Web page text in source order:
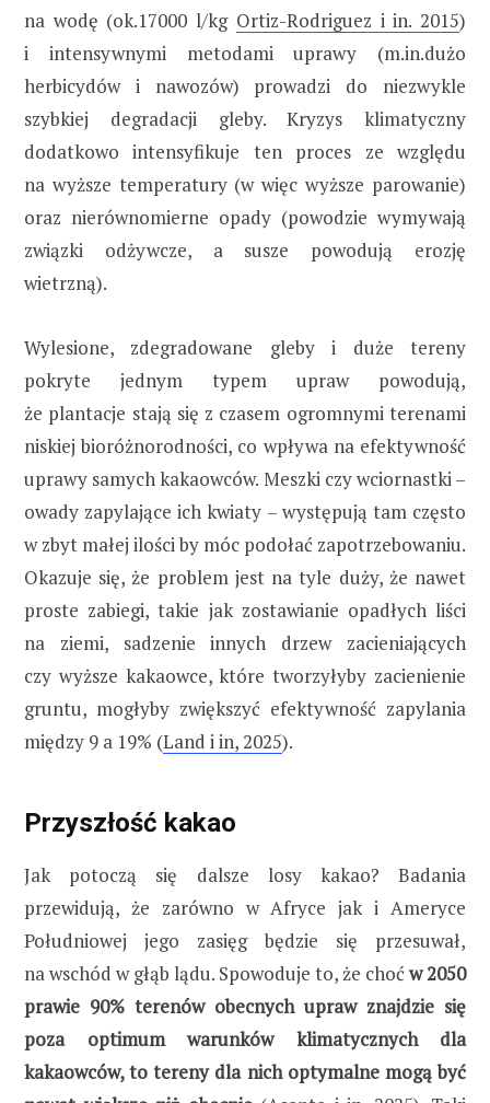
na wodę (ok.17000 l/kg Ortiz-Rodriguez i in. 2015)
i intensywnymi metodami uprawy (m.in.dużo
herbicydów i nawozów) prowadzi do niezwykle
szybkiej degradacji gleby. Kryzys klimatyczny
dodatkowo intensyfikuje ten proces ze względu
na wyższe temperatury (w więc wyższe parowanie)
oraz nierównomierne opady (powodzie wymywają
związki odżywcze, a susze powodują erozję
wietrzną).
Wylesione, zdegradowane gleby i duże tereny
pokryte jednym typem upraw powodują,
że plantacje stają się z czasem ogromnymi terenami
niskiej bioróżnorodności, co wpływa na efektywność
uprawy samych kakaowców. Meszki czy wciornastki –
owady zapylające ich kwiaty – występują tam często
w zbyt małej ilości by móc podołać zapotrzebowaniu.
Okazuje się, że problem jest na tyle duży, że nawet
proste zabiegi, takie jak zostawianie opadłych liści
na ziemi, sadzenie innych drzew zacieniających
czy wyższe kakaowce, które tworzyłyby zacienienie
gruntu, mogłyby zwiększyć efektywność zapylania
między 9 a 19% (Land i in, 2025).
Przyszłość kakao
Jak potoczą się dalsze losy kakao? Badania
przewidują, że zarówno w Afryce jak i Ameryce
Południowej jego zasięg będzie się przesuwał,
na wschód w głąb lądu. Spowoduje to, że choć w 2050
prawie 90% terenów obecnych upraw znajdzie się
poza optimum warunków klimatycznych dla
kakaowców, to tereny dla nich optymalne mogą być